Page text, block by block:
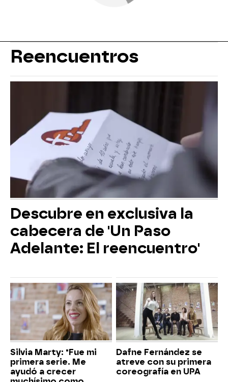
Reencuentros
Descubre en exclusiva la
cabecera de 'Un Paso
Adelante: El reencuentro'
Silvia Marty: "Fue mi
primera serie. Me
ayudó a crecer
Dafne Fernández se
atreve con su primera
coreografía en UPA